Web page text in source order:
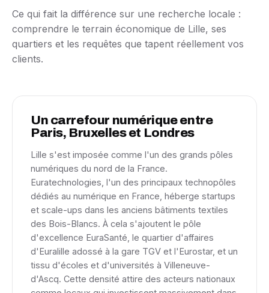
Ce qui fait la différence sur une recherche locale :
comprendre le terrain économique de Lille, ses
quartiers et les requêtes que tapent réellement vos
clients.
Un carrefour numérique entre
Paris, Bruxelles et Londres
Lille s'est imposée comme l'un des grands pôles
numériques du nord de la France.
Euratechnologies, l'un des principaux technopôles
dédiés au numérique en France, héberge startups
et scale-ups dans les anciens bâtiments textiles
des Bois-Blancs. À cela s'ajoutent le pôle
d'excellence EuraSanté, le quartier d'affaires
d'Euralille adossé à la gare TGV et l'Eurostar, et un
tissu d'écoles et d'universités à Villeneuve-
d'Ascq. Cette densité attire des acteurs nationaux